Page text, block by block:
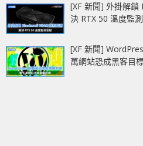
[XF 新聞] 外掛解
決 RTX 50 溫度監
[XF 新聞]
萬網站恐成黑客目